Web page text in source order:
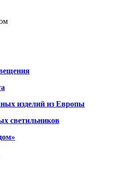
изделий из Европы
светильников